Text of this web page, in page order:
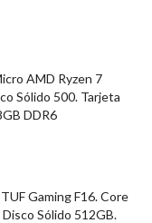
AMD Ryzen 7
Sólido 500. Tarjeta
DDR6
Gaming F16. Core
Sólido 512GB.